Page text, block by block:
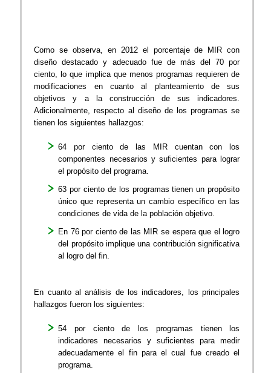
Como se observa, en 2012 el porcentaje de MIR con
diseño destacado y adecuado fue de más del 70 por
ciento, lo que implica que menos programas requieren de
modificaciones en cuanto al planteamiento de sus
objetivos y a la construcción de sus indicadores.
Adicionalmente, respecto al diseño de los programas se
tienen los siguientes hallazgos:
64 por ciento de las MIR cuentan con los
componentes necesarios y suficientes para lograr
el propósito del programa.
63 por ciento de los programas tienen un propósito
único que representa un cambio específico en las
condiciones de vida de la población objetivo.
En 76 por ciento de las MIR se espera que el logro
del propósito implique una contribución significativa
al logro del fin.
En cuanto al análisis de los indicadores, los principales
hallazgos fueron los siguientes:
54 por ciento de los programas tienen los
indicadores necesarios y suficientes para medir
adecuadamente el fin para el cual fue creado el
programa.